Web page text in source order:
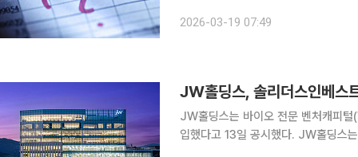
송원산업, 한국수출포장공업, 삼성생
2026-03-19 07:49
JW홀딩스, 솔리더스인베스
JW홀딩스는 바이오 전문 벤처캐피
입했다고 13일 공시했다. JW홀딩스는 이날 이사회 결의를 통해 솔리더스인베스트먼트 주식 200